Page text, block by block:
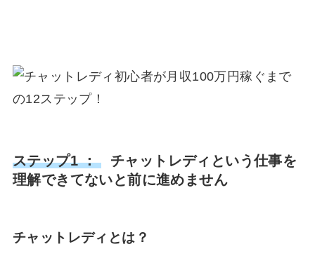
ステップ1 ：
チャットレディという仕事を
理解できてないと前に進めません
チャットレディとは？